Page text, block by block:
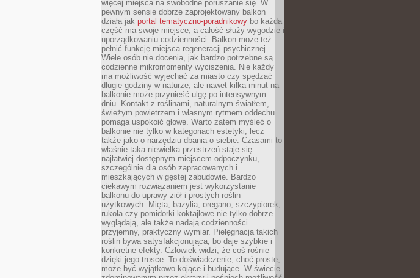
więcej miejsca na swobodne poruszanie się. W
pewnym sensie dobrze zaprojektowany balkon
działa jak portal tematyczno-poradnikowy bo każda
część ma swoje miejsce, a całość służy wygodzie i
uporządkowaniu codzienności. Balkon może też
pełnić funkcję miejsca regeneracji psychicznej.
Wiele osób nie docenia, jak bardzo potrzebne są
codzienne mikromomenty wyciszenia. Nie każdy
ma możliwość wyjechać za miasto czy spędzać
długie godziny w naturze, ale nawet kilka minut na
balkonie może przynieść ulgę po intensywnym
dniu. Kontakt z roślinami, naturalnym światłem,
świeżym powietrzem i własnym rytmem oddechu
pomaga uspokoić głowę. Warto zatem myśleć o
balkonie nie tylko w kategoriach estetyki, lecz
także jako o narzędziu dbania o siebie. Czasami to
właśnie taka niewielka przestrzeń staje się
najłatwiej dostępnym miejscem odpoczynku,
szczególnie dla osób zapracowanych i
mieszkających w gęstej zabudowie. Bardzo
ciekawym rozwiązaniem jest wykorzystanie
balkonu do uprawy ziół i prostych roślin
użytkowych. Mięta, bazylia, oregano, szczypiorek,
rukola czy pomidorki koktajlowe nie tylko dobrze
wyglądają, ale także nadają codzienności
przyjemny, praktyczny wymiar. Pielęgnacja takich
roślin bywa satysfakcjonująca, bo daje szybkie i
konkretne efekty. Człowiek widzi, że coś rośnie
dzięki jego trosce. To doświadczenie, choć proste,
może być wyjątkowo kojące i budujące. W świecie